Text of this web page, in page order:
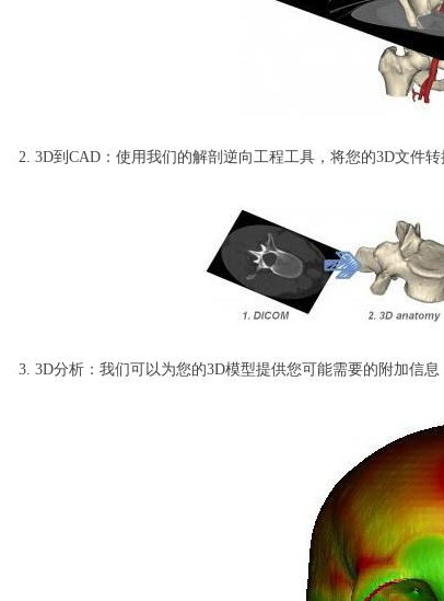
2. 3D到CAD：使用我们的解剖逆向工程工具，将您的3D文件
3. 3D分析：我们可以为您的3D模型提供您可能需要的附加信